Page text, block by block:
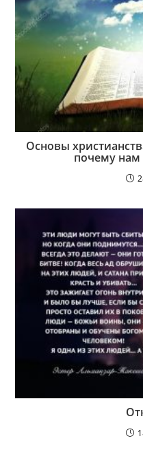
Основы
почему нам